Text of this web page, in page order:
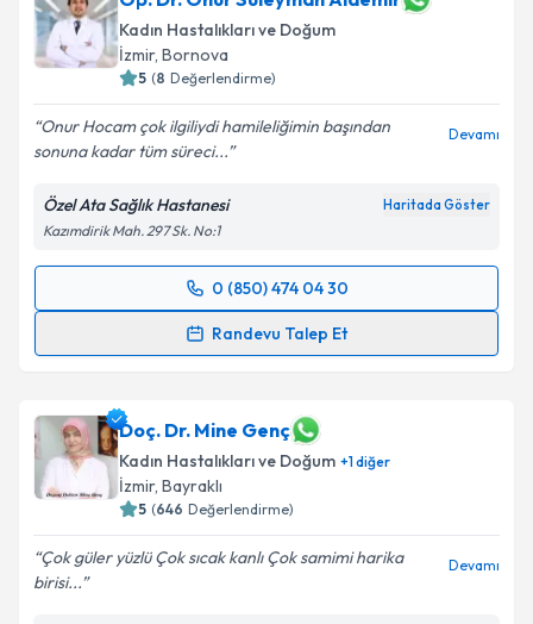
Kadın Hastalıkları ve Doğum
İzmir, Bornova
5 (8 Değerlendirme)
Onur Hocam çok ilgiliydi hamileliğimin başından
sonuna kadar tüm süreci...
Devamı
Özel Ata Sağlık Hastanesi Haritada Göster
Kazımdirik Mah. 297 Sk. No:1
0 (850) 474 04 30
Randevu Talep Et
Randevu Takvimi Talebi
almanız için bir takvim hazırlandığında e-posta ile
bilgilendireceğiz.
E-posta Adresiniz
Doç. Dr. Mine Genç
Kadın Hastalıkları ve Doğum +1diğer
İzmir, Bayraklı
5 (646 Değerlendirme)
Çok güler yüzlü Çok sıcak kanlı Çok samimi harika
birisi...
Devamı